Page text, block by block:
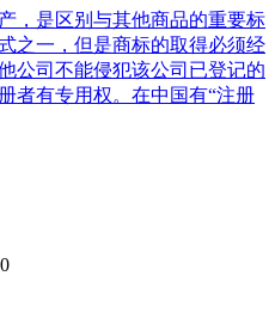
，是区别与其他商品的重要标
之一，但是商标的取得必须经
公司不能侵犯该公司已登记的
者有专用权。在中国有“注册